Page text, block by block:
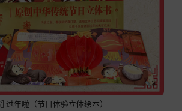
] 过年啦（节日体验立体绘本）